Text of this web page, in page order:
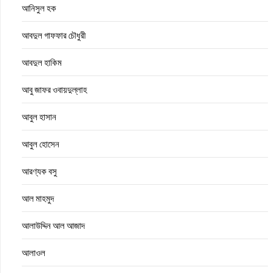
আনিসুল হক
আবদুল গাফফার চৌধুরী
আবদুল হাকিম
আবু জাফর ওবায়দুল্লাহ
আবুল হাসান
আবুল হোসেন
আরণ্যক বসু
আল মাহমুদ
আলাউদ্দিন আল আজাদ
আলাওল